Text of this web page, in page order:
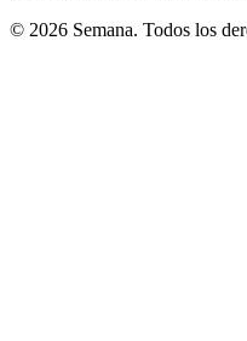
© 2026 Semana. Todos los